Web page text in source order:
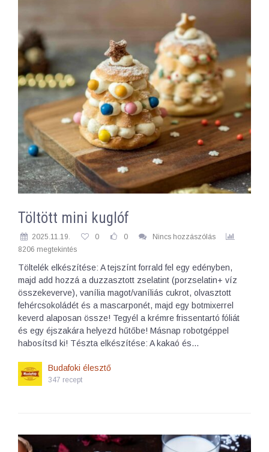
Töltött mini kuglóf
2025.11.19. 0 0
Nincs hozzászólás
8206 megtekintés
Töltelék elkészítése: A tejszínt forrald fel egy edényben,
majd add hozzá a duzzasztott zselatint (porzselatin+ víz
összekeverve), vanília magot/vaníliás cukrot, olvasztott
fehércsokoládét és a mascarponét, majd egy botmixerrel
keverd alaposan össze! Tegyél a krémre frissentartó fóliát
és egy éjszakára helyezd hűtőbe! Másnap robotgéppel
habosítsd ki! Tészta elkészítése: A kakaó és…
Budafoki élesztő
347 recept